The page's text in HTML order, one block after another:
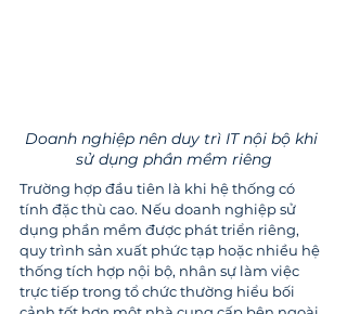
Doanh nghiệp nên duy trì IT nội bộ khi
sử dụng phần mềm riêng
Trường hợp đầu tiên là khi hệ thống có
tính đặc thù cao. Nếu doanh nghiệp sử
dụng phần mềm được phát triển riêng,
quy trình sản xuất phức tạp hoặc nhiều hệ
thống tích hợp nội bộ, nhân sự làm việc
trực tiếp trong tổ chức thường hiểu bối